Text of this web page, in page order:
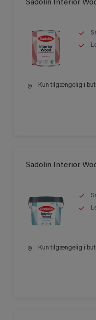
Sadolin Interior
Kun tilgængelig i
Sadolin Interior
Kun tilgængelig i